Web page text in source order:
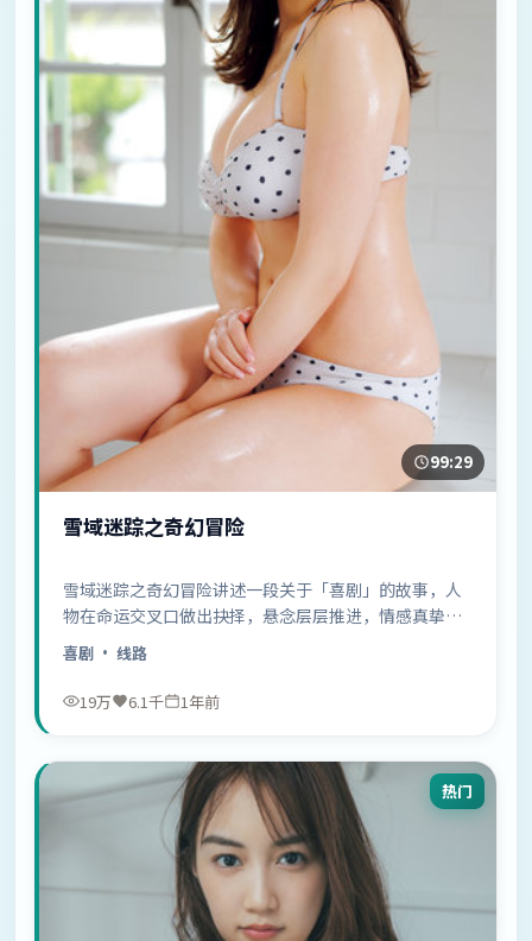
99:29
雪域迷踪之奇幻冒险
雪域迷踪之奇幻冒险讲述一段关于「喜剧」的故事，人
物在命运交叉口做出抉择，悬念层层推进，情感真挚动
人……
喜剧 · 线路
19万 6.1千 1年前
热门